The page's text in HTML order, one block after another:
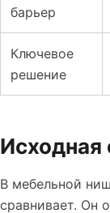
барьер
Ключевое
решение
Исходная
В мебельной
сравнивает. Он